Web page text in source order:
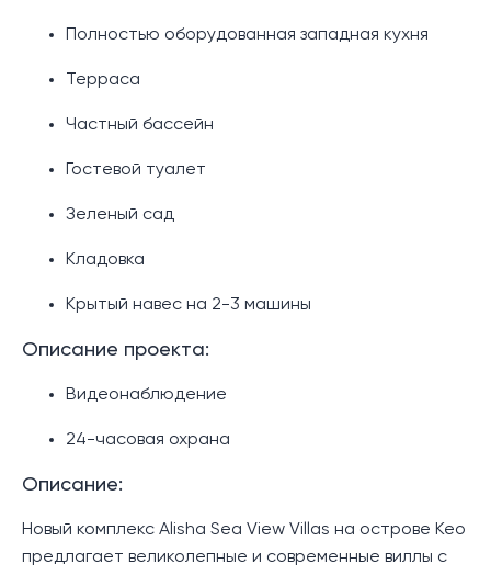
Полностью оборудованная западная кухня
Терраса
Частный бассейн
Гостевой туалет
Зеленый сад
Кладовка
Крытый навес на 2-3 машины
Описание проекта:
Видеонаблюдение
24-часовая охрана
Описание:
Новый комплекс Alisha Sea View Villas на острове Кео
предлагает великолепные и современные виллы с